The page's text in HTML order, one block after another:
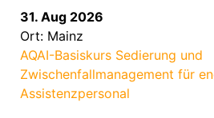
31. Aug 2026
Ort: Mainz
AQAI-Basiskurs Sedierung und
Zwischenfallmanagement für
Assistenzpersonal